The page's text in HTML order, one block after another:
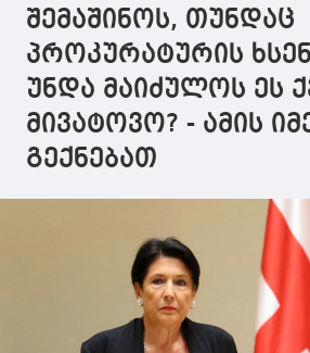
შემაშინოს, თუნდაც
პროკურატურის
უნდა მაიძულოს ეს
მივატოვო? - ამის
გექნებათ